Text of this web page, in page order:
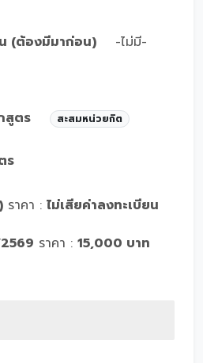
(ต้องมีมาก่อน) -ไม่มี-
สูตร สะสมหน่วยกิต
ร
ราคา : ไม่เสียค่าลงทะเบียน
ราคา : 15,000 บาท